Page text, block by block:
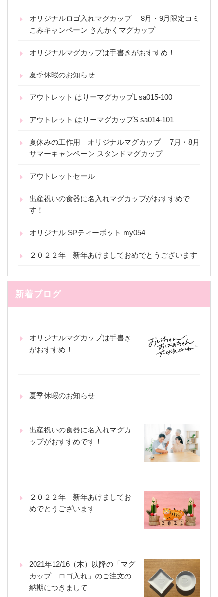
オリジナルロゴ入れマグカップ 8月・9月限定コミ
こみキャンペーン さんかくマグカップ
オリジナルマグカップは手書きがおすすめ！
夏季休暇のお知らせ
アウトレット はりーマグカップL sa015-100
アウトレット はりーマグカップS sa014-101
夏休みの工作用 オリジナルマグカップ 7月・8月
サマーキャンペーン スタンドマグカップ
アウトレットセール
出産祝いの食器に名入れマグカップがおすすめで
す！
オリジナル SPティーポット my054
２０２２年 新年あけましておめでとうございます
新着ブログ
オリジナルマグカップは手書き
がおすすめ！
夏季休暇のお知らせ
出産祝いの食器に名入れマグカ
ップがおすすめです！
２０２２年 新年あけましてお
めでとうございます
2021年12/16（木）以降の「マグ
カップ ロゴ入れ」のご注文の
納期につきまして